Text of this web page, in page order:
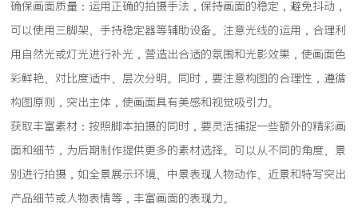
确保画面质量：运用正确的拍摄手法，保持画面的稳定，避免抖动，
可以使用三脚架、手持稳定器等辅助设备。注意光线的运用，合理利
用自然光或灯光进行补光，营造出合适的氛围和光影效果，使画面色
彩鲜艳、对比度适中、层次分明。同时，要注意构图的合理性，遵循
构图原则，突出主体，使画面具有美感和视觉吸引力。
获取丰富素材：按照脚本拍摄的同时，要灵活捕捉一些额外的精彩画
面和细节，为后期制作提供更多的素材选择。可以从不同的角度、景
别进行拍摄，如全景展示环境、中景表现人物动作、近景和特写突出
产品细节或人物表情等，丰富画面的表现力。